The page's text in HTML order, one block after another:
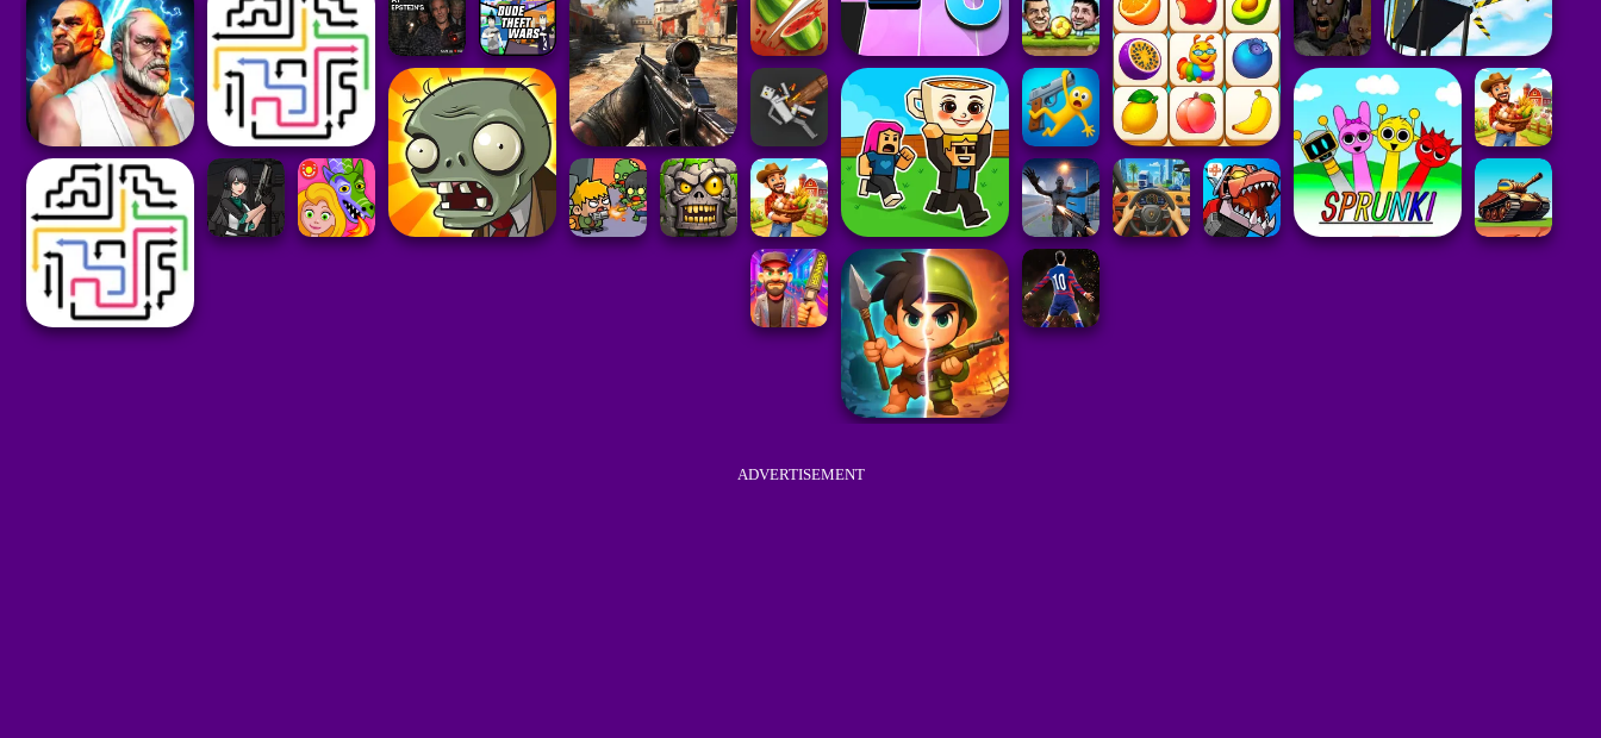
ADVERTISEMENT